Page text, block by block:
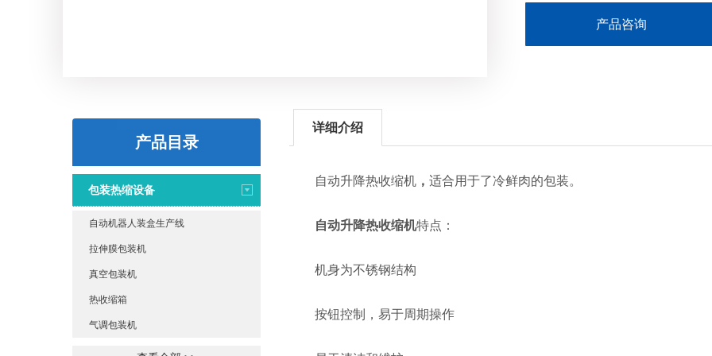
产品咨询
产品目录
包装热缩设备
自动机器人装盒生产线
拉伸膜包装机
真空包装机
热收缩箱
气调包装机
详细介绍
自动升降热收缩机， 适合用于了冷鲜肉的包装。
自动升降热收缩机特点：
机身为不锈钢结构
按钮控制，易于周期操作